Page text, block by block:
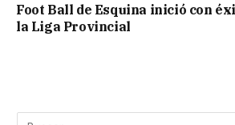
Foot Ball de Esquina inició con
la Liga Provincial